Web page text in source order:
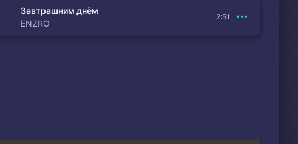
Завтрашним днём
ENZRO
2:51